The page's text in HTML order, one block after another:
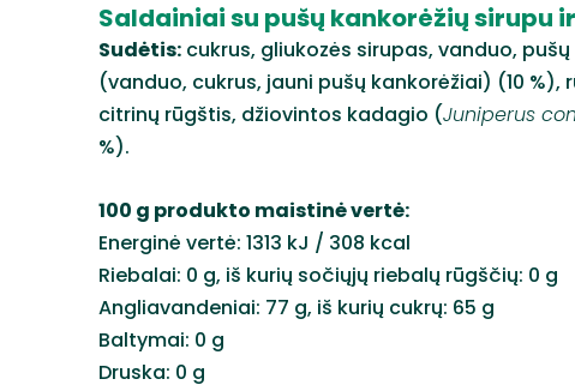
Saldainiai su pušų kankorėžių sirupu
Sudėtis: cukrus, gliukozės sirupas, vanduo, pušų
(vanduo, cukrus, jauni pušų kankorėžiai) (10
citrinų rūgštis, džiovintos kadagio (Juniperus
%).
100 g produkto maistinė vertė:
Energinė vertė: 1313 kJ / 308 kcal
Riebalai: 0 g, iš kurių sočiųjų riebalų rūgščių: 0 g
Angliavandeniai: 77 g, iš kurių cukrų: 65 g
Baltymai: 0 g
Druska: 0 g